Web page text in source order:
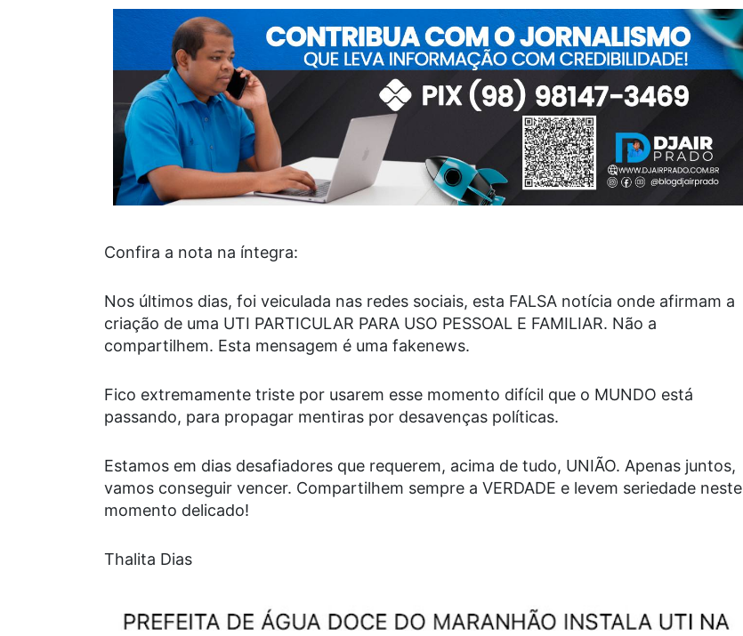
Confira a nota na íntegra:
Nos últimos dias, foi veiculada nas redes sociais, esta FALSA notícia onde afirmam a
criação de uma UTI PARTICULAR PARA USO PESSOAL E FAMILIAR. Não a
compartilhem. Esta mensagem é uma fakenews.
Fico extremamente triste por usarem esse momento difícil que o MUNDO está
passando, para propagar mentiras por desavenças políticas.
Estamos em dias desafiadores que requerem, acima de tudo, UNIÃO. Apenas juntos,
vamos conseguir vencer. Compartilhem sempre a VERDADE e levem seriedade neste
momento delicado!
Thalita Dias